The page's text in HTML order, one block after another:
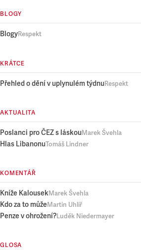
BLOGY
BlogyRespekt
KRÁTCE
Přehled o dění v uplynulém týdnuRespekt
AKTUALITA
Poslanci pro ČEZ s láskouMarek Švehla
Hlas LibanonuTomáš Lindner
KOMENTÁŘ
Kníže KalousekMarek Švehla
Kdo za to můžeMartin Uhlíř
Penze v ohrožení?Luděk Niedermayer
GLOSA